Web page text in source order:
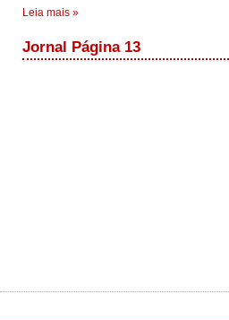
Leia mais »
Jornal Página 13